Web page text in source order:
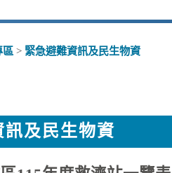
區 > 緊急避難資訊及民生物資
訊及民生物資